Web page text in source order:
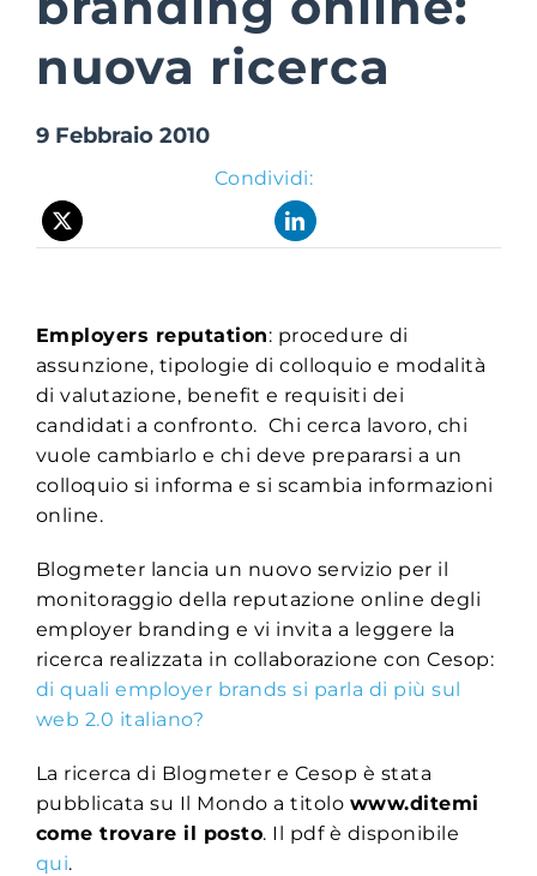
Suite Login
nuova ricerca
9 Febbraio 2010
Condividi:
Employers reputation: procedure di
assunzione, tipologie di colloquio e modalità
di valutazione, benefit e requisiti dei
candidati a confronto. Chi cerca lavoro, chi
vuole cambiarlo e chi deve prepararsi a un
colloquio si informa e si scambia informazioni
online.
Blogmeter lancia un nuovo servizio per il
monitoraggio della reputazione online degli
employer branding e vi invita a leggere la
ricerca realizzata in collaborazione con Cesop:
di quali employer brands si parla di più sul
web 2.0 italiano?
La ricerca di Blogmeter e Cesop è stata
pubblicata su Il Mondo a titolo www.ditemi
come trovare il posto. Il pdf è disponibile
qui.